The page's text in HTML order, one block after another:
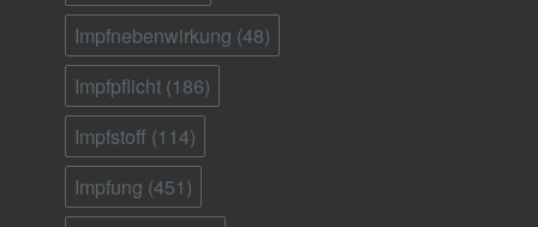
Impfnebenwirkung (48)
Impfpflicht (186)
Impfstoff (114)
Impfung (451)